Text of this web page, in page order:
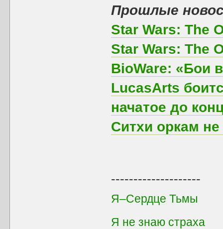
Прошлые
Star Wars: The
Star Wars: The
BioWare: «Бои
LucasArts
начатое до
Ситхи оркам
--------------------
Я–Сердце Тьмы
Я не знаю страха